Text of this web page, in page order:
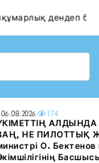
барады
174
АЛДЫНДА
НЕ ПИЛОТТЫҚ
О.